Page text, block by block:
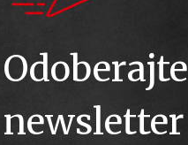
Odoberajte
newsletter